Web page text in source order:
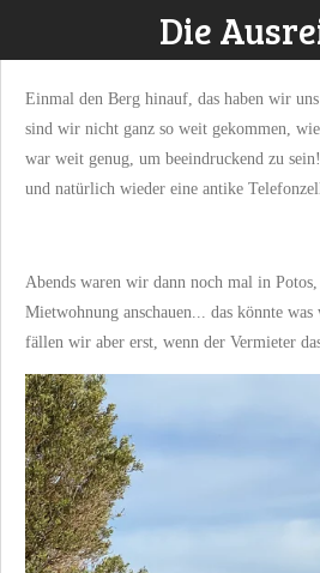
Die
Einmal den Berg hinauf, das haben wir
sind wir nicht ganz so weit gekommen,
war weit genug, um beeindruckend zu
und natürlich wieder eine antike
Abends waren wir dann noch mal in
Mietwohnung anschauen... das könnte
fällen wir aber erst, wenn der Vermieter